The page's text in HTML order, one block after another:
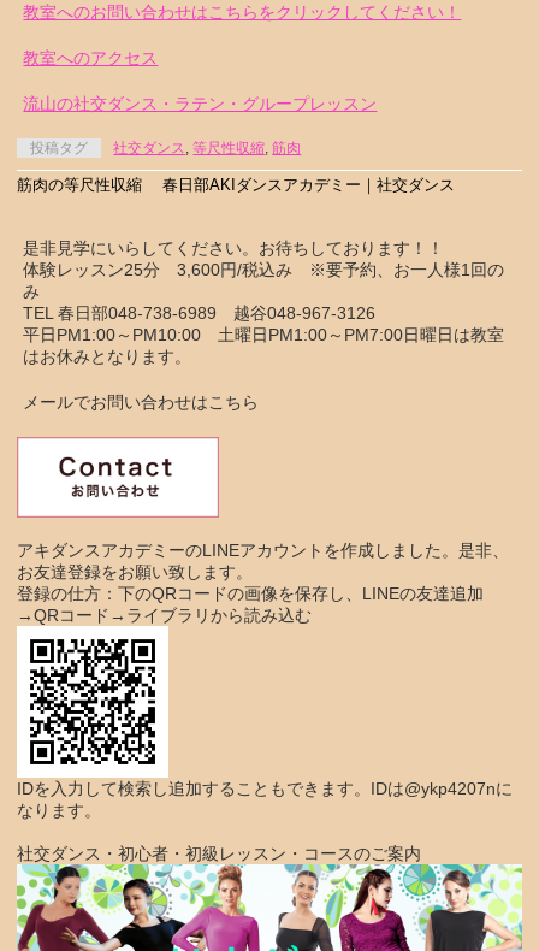
教室へのお問い合わせはこちらをクリックしてください！
教室へのアクセス
流山の社交ダンス・ラテン・グループレッスン
投稿タグ 社交ダンス,等尺性収縮,筋肉
筋肉の等尺性収縮 春日部AKIダンスアカデミー｜社交ダンス
是非見学にいらしてください。お待ちしております！！
体験レッスン25分 3,600円/税込み ※要予約、お一人様1回の
み
TEL 春日部048-738-6989 越谷048-967-3126
平日PM1:00～PM10:00 土曜日PM1:00～PM7:00日曜日は教室
はお休みとなります。
メールでお問い合わせはこちら
アキダンスアカデミーのLINEアカウントを作成しました。是非、
お友達登録をお願い致します。
登録の仕方：下のQRコードの画像を保存し、LINEの友達追加
→QRコード→ライブラリから読み込む
IDを入力して検索し追加することもできます。IDは@ykp4207nに
なります。
社交ダンス・初心者・初級レッスン・コースのご案内